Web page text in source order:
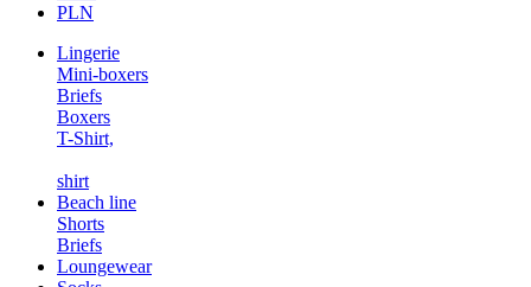
PLN
Lingerie
Mini-boxers
Briefs
Boxers
T-Shirt,
shirt
Beach line
Shorts
Briefs
Loungewear